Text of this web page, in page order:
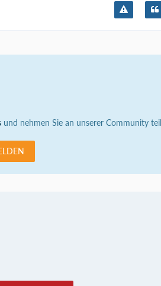
und nehmen Sie an unserer Community